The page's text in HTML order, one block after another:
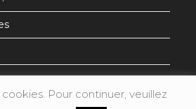
Pour continuer, veuillez